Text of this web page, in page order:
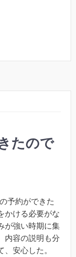
たので
約ができた
かける必要がな
が強い時期に集
内容の説明も分
安心した。